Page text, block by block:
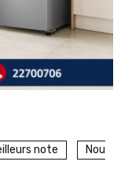
note